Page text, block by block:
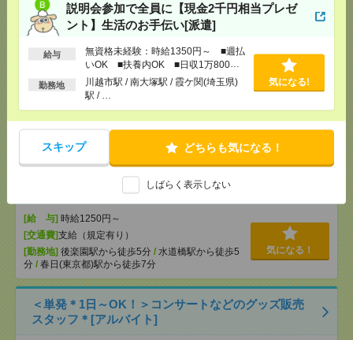
説明会参加で全員に【現金2千円相当プレゼ
ント】生活のお手伝い[派遣]
給与
無資格未経験：時給1350円～ ■週払
いOK ■扶養内OK ■日収1万800円
以上
勤務地
川越市駅 / 南大塚駅 / 霞ケ関(埼玉県)
駅 / …
気になる!
スキップ どちらも気になる！
しばらく表示しない
高田馬場駅から徒歩/…
公演のサポートバイト＠日本武道館[アルバイト]
[給 与]時給1250円～
[勤務地]九段下駅から徒歩5分/竹橋駅から徒歩10
神保町駅から徒歩15分/…
気になる！
のサポートバイト[アルバイト]
[給 与] 時給1250円～
[交通費]支給（規定有り）
[勤務地] 後楽園駅から徒歩5分 / 水道橋駅から徒歩5
分 / 春日(東京都)駅から徒歩7分
気になる！
＜単発＊1日～OK！＞コンサートなどのグッズ販売
スタッフ＊[アルバイト]